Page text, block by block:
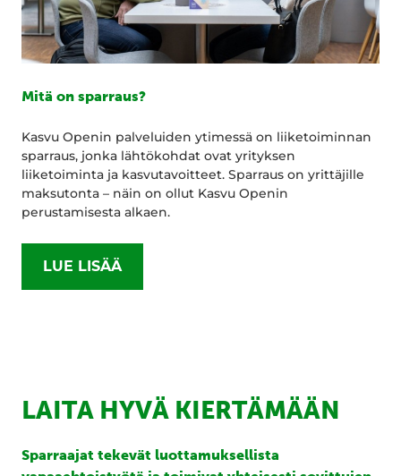
Mitä on sparraus?
Kasvu Openin palveluiden ytimessä on liiketoiminnan
sparraus, jonka lähtökohdat ovat yrityksen
liiketoiminta ja kasvutavoitteet. Sparraus on yrittäjille
maksutonta – näin on ollut Kasvu Openin
perustamisesta alkaen.
LUE LISÄÄ
LAITA HYVÄ KIERTÄMÄÄN
Sparraajat tekevät luottamuksellista